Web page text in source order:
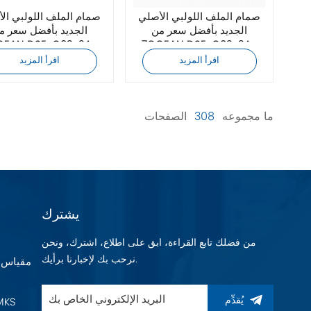
صمام الملف اللولبي
الجديد بأفضل سعر
DC24-WB-82
اقرأ المزيد
صمام الملف اللولبي الأصلي
الجديد بأفضل سعر من
7OCEAN DSE-G02-2A-
DC24-WB-90
اقرأ المزيد
ما مجموعه 308 الصفحات
يشترك
من فضلك تابع القراءة، ابق على اطلاع، اشترك، ونحن
نرحب بك لإخبارنا برأيك.
يُقدِّم